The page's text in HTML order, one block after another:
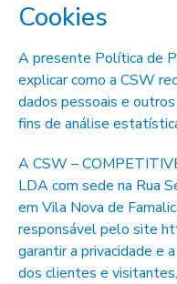
Cookies
A presente Política de
explicar como a CSW
dados pessoais e
fins de análise
A CSW –
LDA com sede na Rua
em Vila Nova de
responsável pelo site
garantir a privacidade e
dos clientes e